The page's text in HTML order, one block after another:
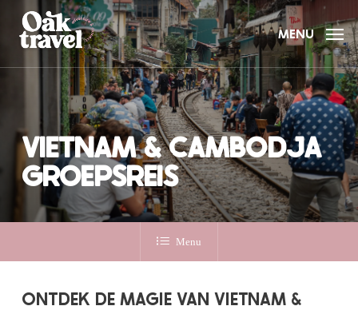
main
MENU
VIETNAM & CAMBODJA
GROEPSREIS
Menu
ONTDEK DE MAGIE VAN VIETNAM &